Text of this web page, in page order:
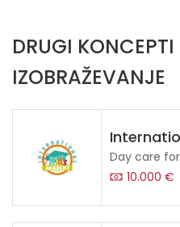
DRUGI KONCEPTI
IZOBRAŽEVANJE
Day care
10.000 €